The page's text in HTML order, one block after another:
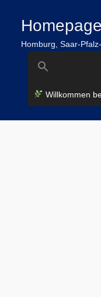
springenHomburg, Saar-
Search
for:
Willkommen